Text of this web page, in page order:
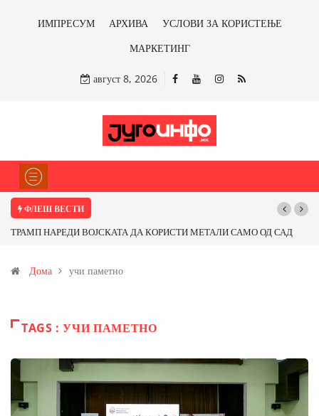
ИМПРЕСУМ АРХИВА
УСЛОВИ ЗА КОРИСТЕЊЕ
МАРКЕТИНГ
август 8, 2026
ФЛЕШ ВЕСТИ
ТРАМП НАРЕДИ ВОЈСКАТА ДА КОРИСТИ МЕТАЛИ САМО ОД САД
Иловица и со антимонот?
Дома учи паметно
TAGS : УЧИ ПАМЕТНО